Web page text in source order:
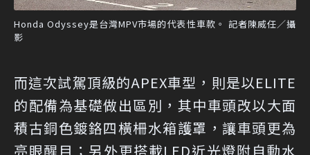
Honda Odyssey是台灣MPV市場的代表性車款。 記者陳威任／攝
影
而這次試駕頂級的APEX車型，則是以ELITE
的配備為基礎做出區別，其中車頭改以大面
積古銅色鍍鉻四橫柵水箱護罩，讓車頭更為
亮眼醒目；另外更搭載LED近光燈附自動水